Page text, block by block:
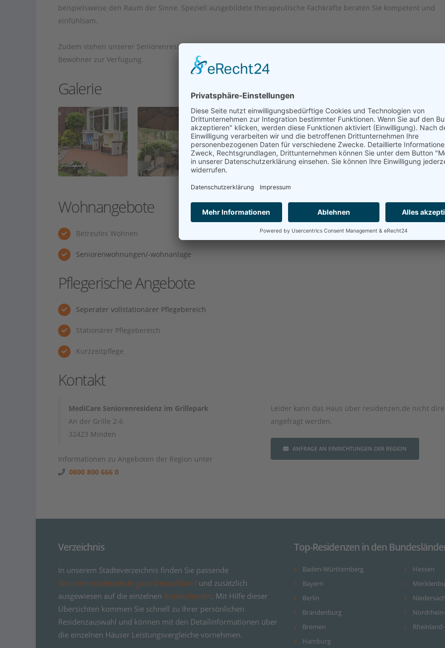
beispielsweise den Raum der Sinne. Speziell ausgebildete therapeutische Fachkräfte beraten Sie kompetent und
einfühlsam.
Zudem stehen unserer Seniorenresidenz im Spezialbereich Junge Pflege/Phase F 15 Einzel- und 3 Doppelzimmer
Bewohner zur Verfügung.
Galerie
Wohnangebote
Betreutes Wohnen
Seniorenwohnungen/-wohnanlage
Pflegerische Angebote
Seperater vollstationärer Pflegebereich
Stationärer Pflegebereich
Kurzzeitpflege
Kontakt
MediCare Seniorenresidenz im Grillepark
An der Grille 2-6
32423 Minden
Informationen zu Angeboten der Region unter
0800 800 666 0
Leider kann das Haus über residenzen.de nicht
angefragt werden.
ANFRAGE AN EINRICHTUNGEN DER REGION
Verzeichnis
In unserem Städteverzeichnis finden Sie passende
Seniorenresidenzen in ganz Deutschland und zusätzlich
ausgewiesen auf die einzelnen Bundesländer. Mit Hilfe dieser
Übersichten kommen Sie schnell zu Ihrer persönlichen
Residenzauswahl und können mit den Detailinformationen über
die einzelnen Häuser Leistungsvergleiche vornehmen.
Top-Residenzen in den
Baden-Württemberg
Bayern
Berlin
Brandenburg
Bremen
Hamburg
Hessen